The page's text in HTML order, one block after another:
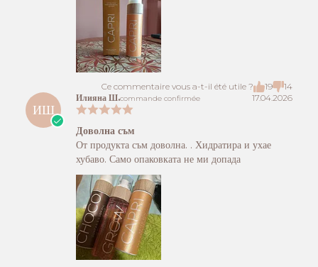
Ce commentaire vous a-t-il été utile ? 19 14
ИШ
Илияна Ш.commande confirmée 17.04.2026
Доволна съм
От продукта съм доволна. . Хидратира и ухае
хубаво. Само опаковката не ми допада